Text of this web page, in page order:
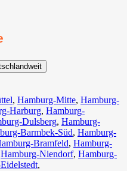
, Hamburg-Mitte, Hamburg-
Harburg, Hamburg-
Dulsberg, Hamburg-
Barmbek-Süd, Hamburg-
Bramfeld, Hamburg-
Hamburg-Niendorf, Hamburg-
,